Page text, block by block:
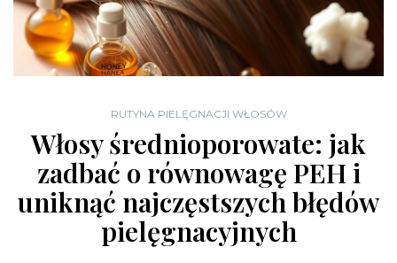
RUTYNA PIELĘGNACJI WŁOSÓW
Włosy średnioporowate: jak
zadbać o równowagę PEH i
uniknąć najczęstszych błędów
pielęgnacyjnych